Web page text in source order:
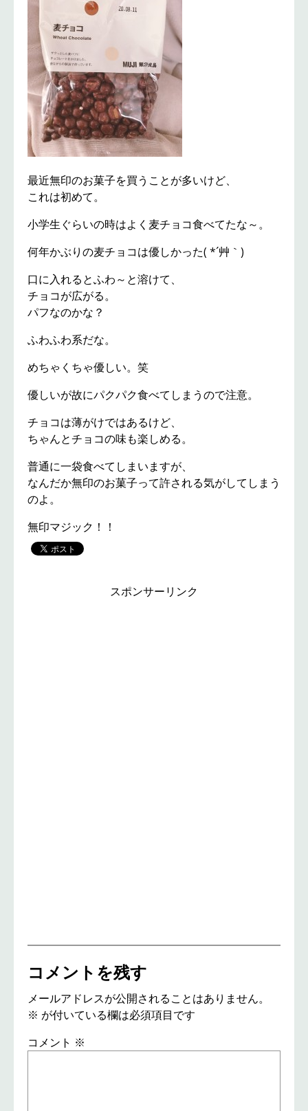
最近無印のお菓子を買うことが多いけど、
これは初めて。
小学生ぐらいの時はよく麦チョコ食べてたな～。
何年かぶりの麦チョコは優しかった( *´艸｀)
口に入れるとふわ～と溶けて、
チョコが広がる。
パフなのかな？
ふわふわ系だな。
めちゃくちゃ優しい。笑
優しいが故にパクパク食べてしまうので注意。
チョコは薄がけではあるけど、
ちゃんとチョコの味も楽しめる。
普通に一袋食べてしまいますが、
なんだか無印のお菓子って許される気がしてしまう
のよ。
無印マジック！！
スポンサーリンク
コメントを残す
メールアドレスが公開されることはありません。
※ が付いている欄は必須項目です
コメント ※